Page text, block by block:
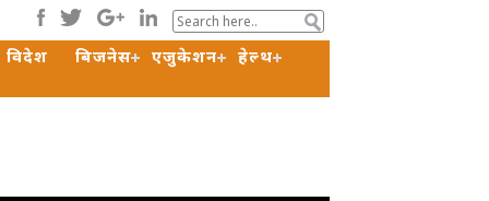
विदेश बिजनेस एजुकेशन
हेल्थ